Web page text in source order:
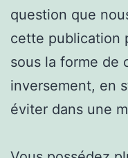
question que
cette publication
sous la forme de
inversement, en
éviter dans une